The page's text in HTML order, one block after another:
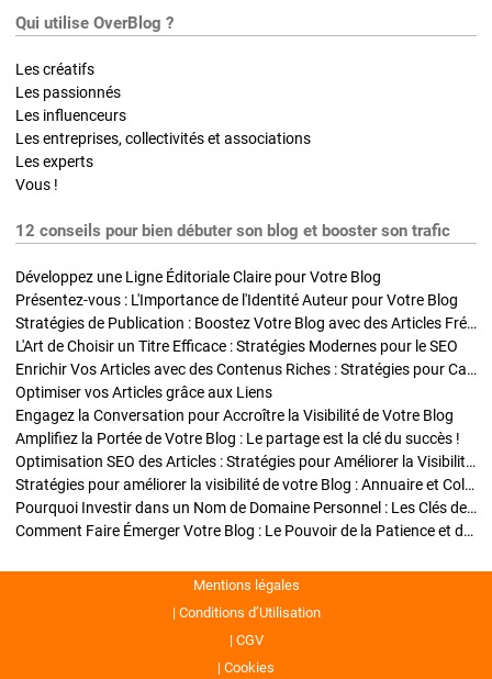
Qui utilise OverBlog ?
Les créatifs
Les passionnés
Les influenceurs
Les entreprises, collectivités et associations
Les experts
Vous !
12 conseils pour bien débuter son blog et booster son trafic
Développez une Ligne Éditoriale Claire pour Votre Blog
Présentez-vous : L'Importance de l'Identité Auteur pour Votre Blog
Stratégies de Publication : Boostez Votre Blog avec des Articles Fréquents et Exclusifs
L'Art de Choisir un Titre Efficace : Stratégies Modernes pour le SEO
Enrichir Vos Articles avec des Contenus Riches : Stratégies pour Captiver et Optimiser
Optimiser vos Articles grâce aux Liens
Engagez la Conversation pour Accroître la Visibilité de Votre Blog
Amplifiez la Portée de Votre Blog : Le partage est la clé du succès !
Optimisation SEO des Articles : Stratégies pour Améliorer la Visibilité de Votre Blog
Stratégies pour améliorer la visibilité de votre Blog : Annuaire et Collaborations
Pourquoi Investir dans un Nom de Domaine Personnel : Les Clés de la Réussite de Votre Blog
Comment Faire Émerger Votre Blog : Le Pouvoir de la Patience et de la Persévérance
Mentions légales
Conditions d’Utilisation
CGV
Cookies